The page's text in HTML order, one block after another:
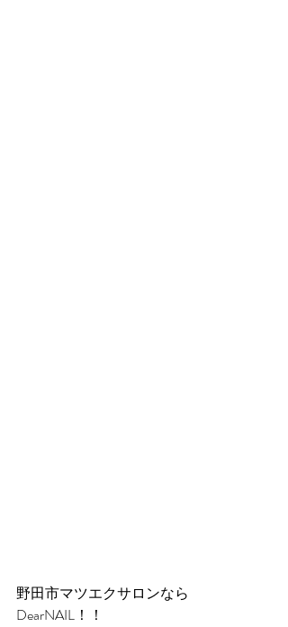
野田市マツエクサロンなら
DearNAIL！！